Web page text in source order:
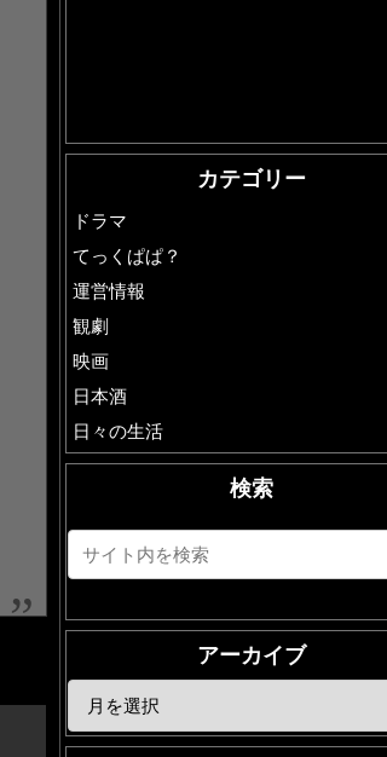
カテゴリー
ドラマ
てっくぱぱ？
運営情報
観劇
映画
日本酒
日々の生活
検索
アーカイブ